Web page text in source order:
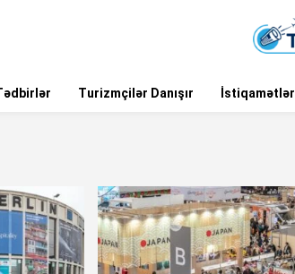
Turizmçilər Danışır İstiqamətlər